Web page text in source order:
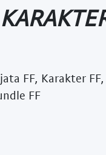
FF, Karakter FF,
FF